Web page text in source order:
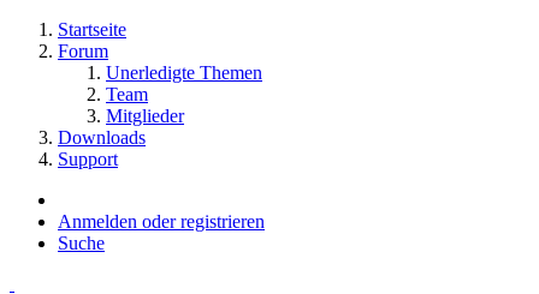
Startseite
Forum
Unerledigte Themen
Team
Mitglieder
Downloads
Support
Anmelden oder registrieren
Suche